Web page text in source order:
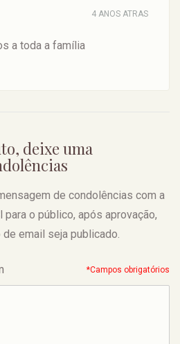
4 ANOS ATRAS
a toda a família
deixe uma
de condolências com a
o público, após aprovação,
email seja publicado.
*Campos obrigatórios